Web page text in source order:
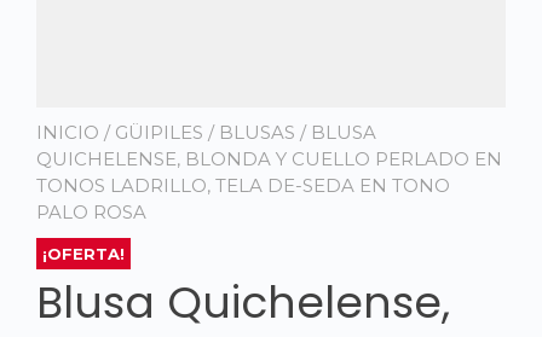
INICIO / GÜIPILES / BLUSAS / BLUSA
QUICHELENSE, BLONDA Y CUELLO PERLADO EN
TONOS LADRILLO, TELA DE-SEDA EN TONO
PALO ROSA
¡OFERTA!
Blusa Quichelense,